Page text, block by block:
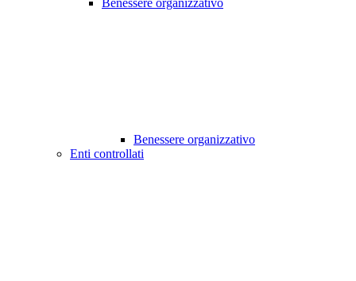
Benessere organizzativo
Benessere organizzativo
Enti controllati